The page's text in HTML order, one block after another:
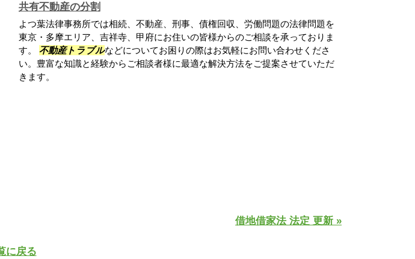
共有不動産の分割
よつ葉法律事務所では相続、不動産、刑事、債権回収、労働問題の法律問題を
東京・多摩エリア、吉祥寺、甲府にお住いの皆様からのご相談を承っておりま
す。 不動産トラブルなどについてお困りの際はお気軽にお問い合わせくださ
い。豊富な知識と経験からご相談者様に最適な解決方法をご提案させていただ
きます。
借地借家法 法定 更新 »
に戻る